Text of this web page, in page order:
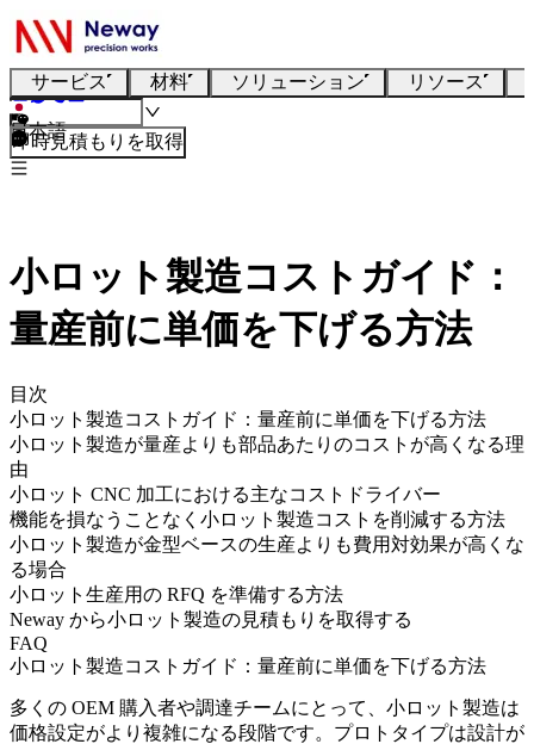
サービス 材料 ソリューション リソース
日本語
即時見積もりを取得
小ロット製造コストガイド：
量産前に単価を下げる方法
目次
小ロット製造コストガイド：量産前に単価を下げる方法
小ロット製造が量産よりも部品あたりのコストが高くなる理
由
小ロット CNC 加工における主なコストドライバー
機能を損なうことなく小ロット製造コストを削減する方法
小ロット製造が金型ベースの生産よりも費用対効果が高くな
る場合
小ロット生産用の RFQ を準備する方法
Neway から小ロット製造の見積もりを取得する
FAQ
小ロット製造コストガイド：量産前に単価を下げる方法
多くの OEM 購入者や調達チームにとって、小ロット製造は
価格設定がより複雑になる段階です。プロトタイプは設計が